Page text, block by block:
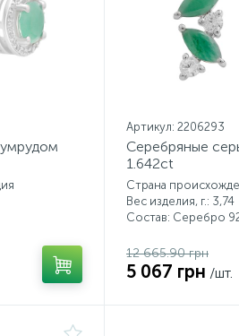
Артикул: 2206293
Серебряные
1.642ct
Страна
Вес изделия, г.: 3,74
Состав: Серебро
12 665.90 грн
5 067 грн /шт.